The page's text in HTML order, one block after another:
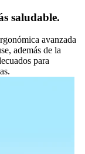
saludable.
avanzada
además de la
para